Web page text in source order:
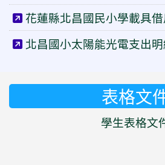
花蓮縣北昌國民小學載具
北昌國小太陽能光電支出
表格文
學生表格文